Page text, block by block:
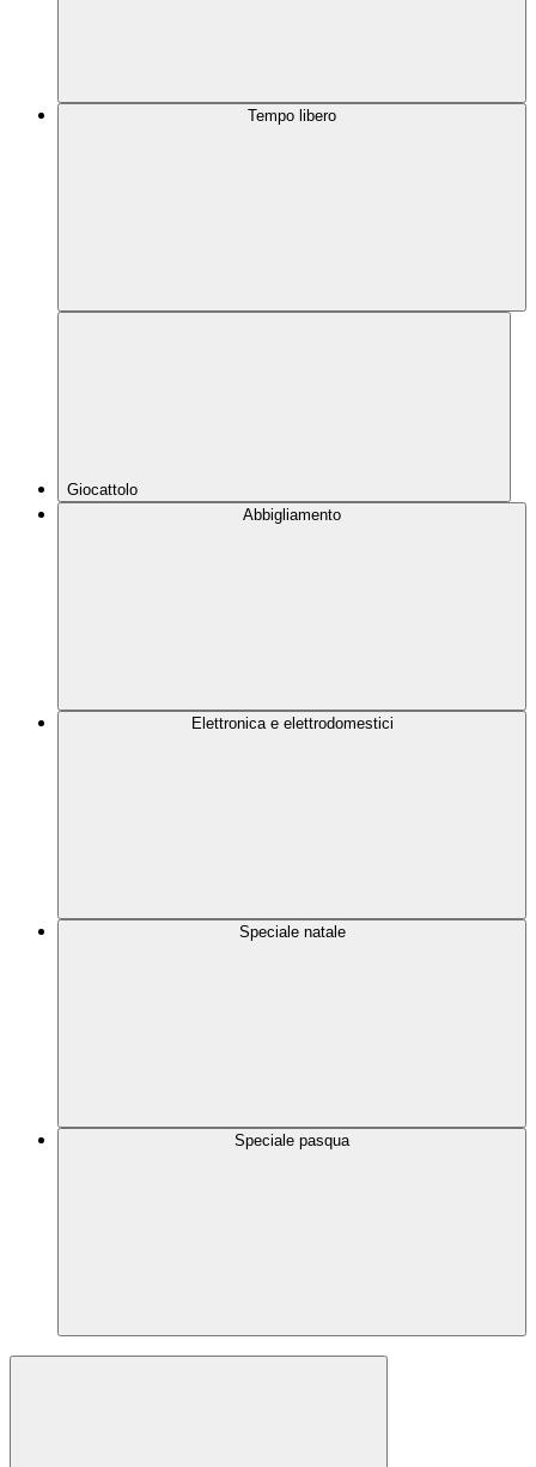
Tempo libero
Giocattolo
Abbigliamento
Elettronica e elettrodomestici
Speciale natale
Speciale pasqua